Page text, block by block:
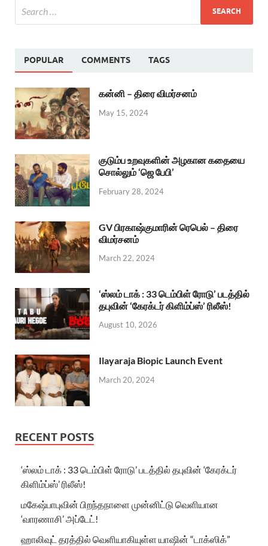
POPULAR COMMENTS TAGS
கன்னி – திரை விமர்சனம்
May 15, 2024
குடும்ப உறவுகளின் அழகான கதையை
சொல்லும் ‘ஜெ பேபி’
February 28, 2024
GV பிரகாஷ்குமாரின் ரெபெல் – திரை
விமர்சனம்
March 22, 2024
‘ஸ்லம் டாக் : 33 டெம்பிள் ரோடு’ படத்தில்
தபுவின் ‘கேரக்டர் கிளிம்ப்ஸ்’ ரிலீஸ்!
August 10, 2026
Ilayaraja Biopic Launch Event
March 20, 2024
RECENT POSTS
‘ஸ்லம் டாக் : 33 டெம்பிள் ரோடு’ படத்தில் தபுவின் ‘கேரக்டர்
கிளிம்ப்ஸ்’ ரிலீஸ்!
மகேஷ்பாபுவின் பிறந்தநாளை முன்னிட்டு வெளியான
‘வாரணாசி’ அப்டேட்!
ஹாலிவுட் தரத்தில் வெளியாகியுள்ள யாஷின் “டாக்ஸிக்”